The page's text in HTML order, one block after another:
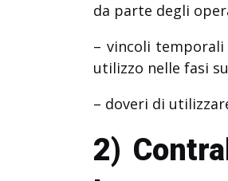
da parte degli
– vincoli
utilizzo nelle fasi
– doveri di
2)